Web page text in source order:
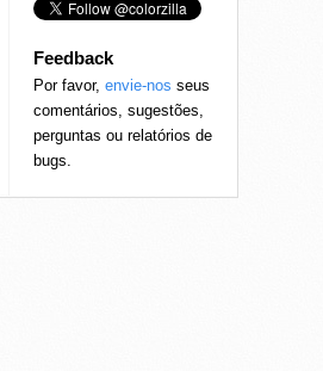
Feedback
Por favor, envie-nos seus
comentários, sugestões,
perguntas ou relatórios de
bugs.